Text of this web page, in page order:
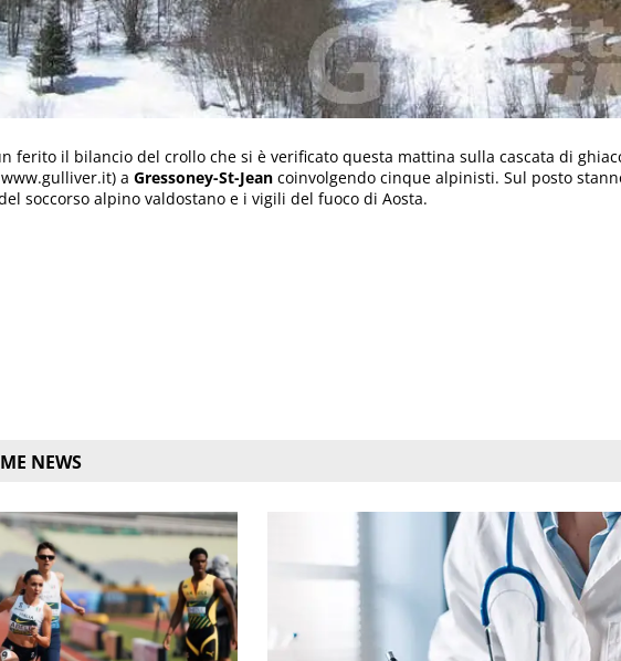
ferito il bilancio del crollo che si è verificato questa mattina sulla cascata di
www.gulliver.it) a Gressoney-St-Jean coinvolgendo cinque alpinisti. Sul posto
soccorso alpino valdostano e i vigili del fuoco di Aosta.
NEWS